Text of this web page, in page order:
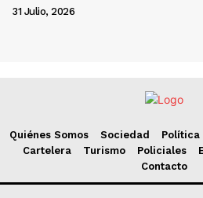
31 Julio, 2026
Quiénes Somos Sociedad Política
Cartelera
Turismo Policiales
Contacto